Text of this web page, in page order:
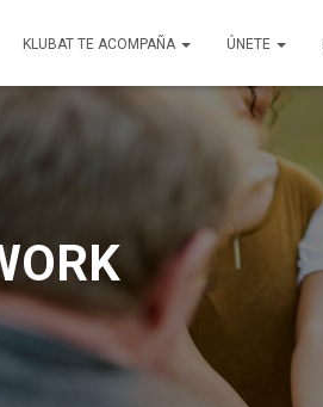
KLUBAT TE ACOMPAÑA ÚNETE